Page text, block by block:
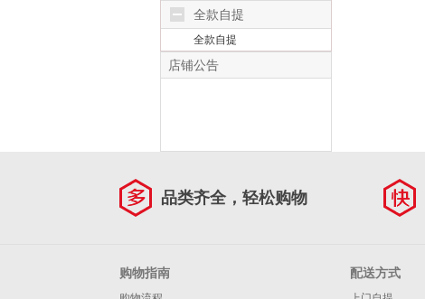
全款自提
全款自提
店铺公告
品类齐全，轻松购物
购物指南 配送方式